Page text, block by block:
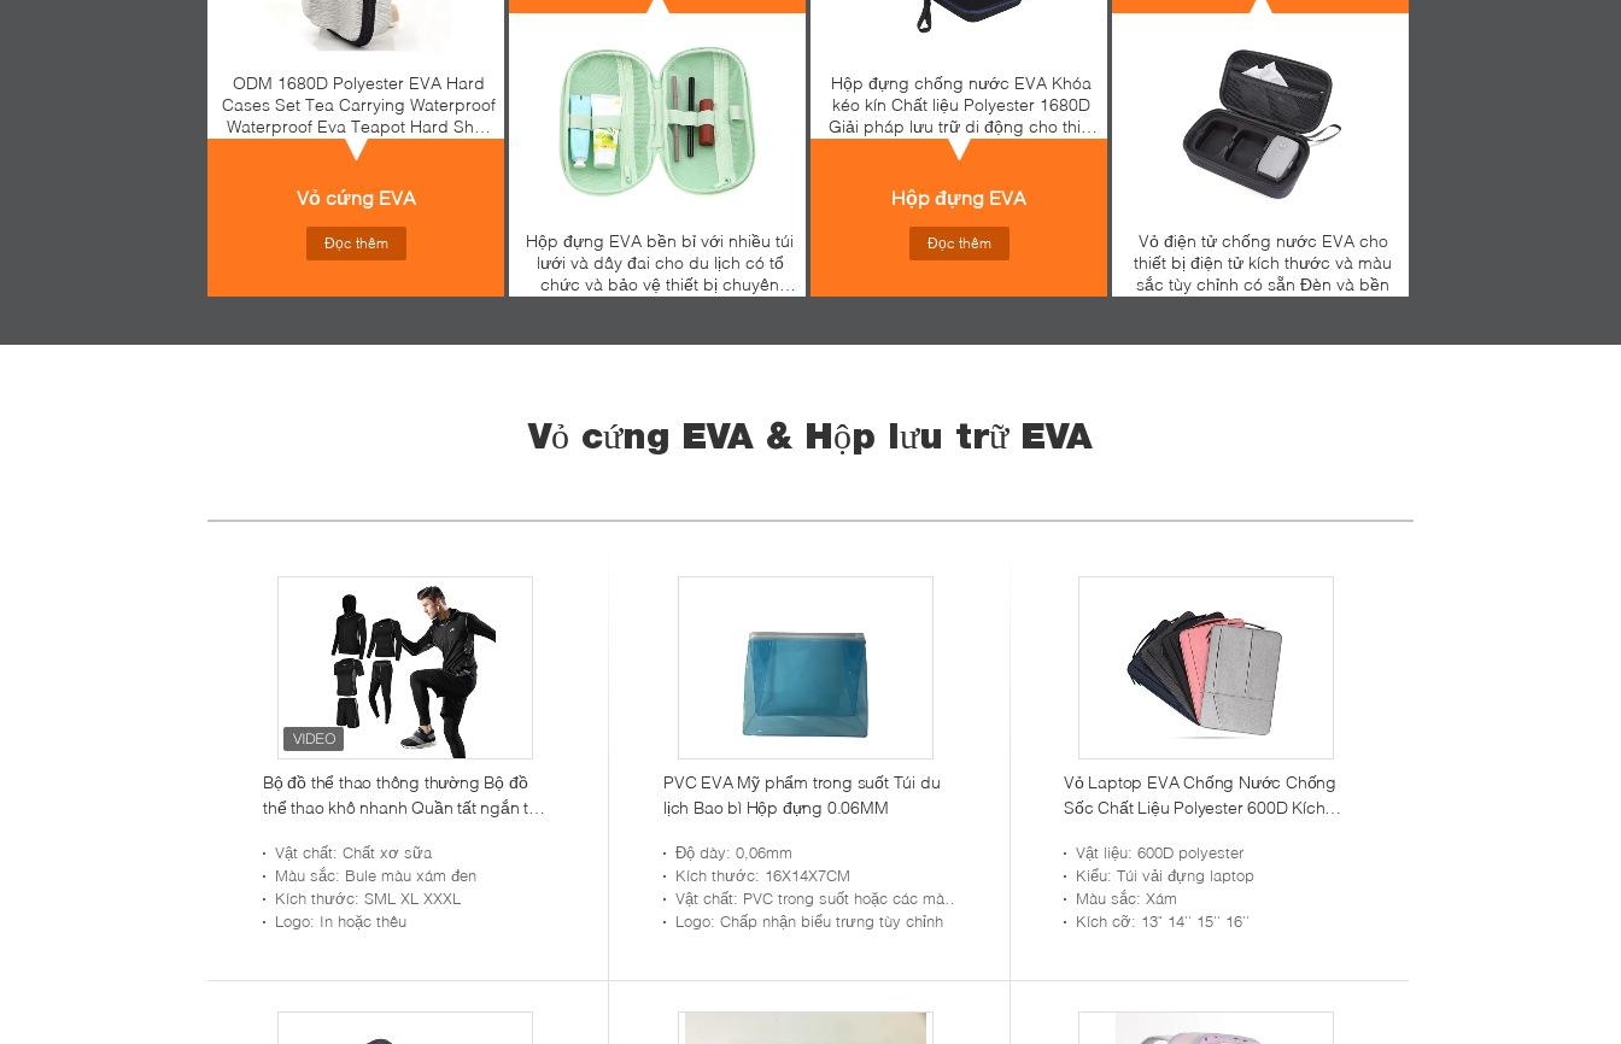
ODM 1680D Polyester EVA Hard
Cases Set Tea Carrying Waterproof
Waterproof Eva Teapot Hard Shell
Case Travel Storage Travel Case
Vỏ cứng EVA
Đọc thêm
Hộp đựng EVA bền bỉ với nhiều túi
lưới và dây đai cho du lịch có tổ
chức và bảo vệ thiết bị chuyên
Hộp đựng chống nước EVA Khóa
kéo kín Chất liệu Polyester 1680D
Giải pháp lưu trữ di động cho thiết
bị điện tử
Hộp đựng EVA
Đọc thêm
Vỏ điện tử chống nước EVA cho
thiết bị điện tử kích thước và màu
sắc tùy chỉnh có sẵn Đèn và bền
Vỏ cứng EVA & Hộp lưu trữ EVA
Bộ đồ thể thao thông thường Bộ đồ
thể thao khô nhanh Quần tất ngắn tay
Vật chất: Chất xơ sữa
Màu sắc: Bule màu xám đen
Kích thước: SML XL XXXL
Logo: In hoặc thêu
PVC EVA Mỹ phẩm trong suốt Túi du
lịch Bao bì Hộp đựng 0.06MM
Độ dày: 0,06mm
Kích thước: 16X14X7CM
Vật chất: PVC trong suốt hoặc các màu khác PVC
Logo: Chấp nhận biểu trưng tùy chỉnh
Vỏ Laptop EVA Chống Nước Chống
Sốc Chất Liệu Polyester 600D Kích
Có Túi Zip Cho MacBook Air 13 Inch
Vật liệu: 600D polyester
Kiểu: Túi vải đựng laptop
Màu sắc: Xám
Kích cỡ: 13" 14'' 15'' 16''